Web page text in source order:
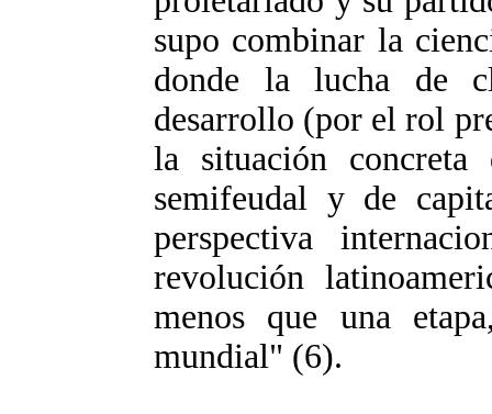
supo combinar la
donde la lucha de
desarrollo (por el rol
la situación
semifeudal y de
perspectiva
revolución
menos que una
mundial" (6).